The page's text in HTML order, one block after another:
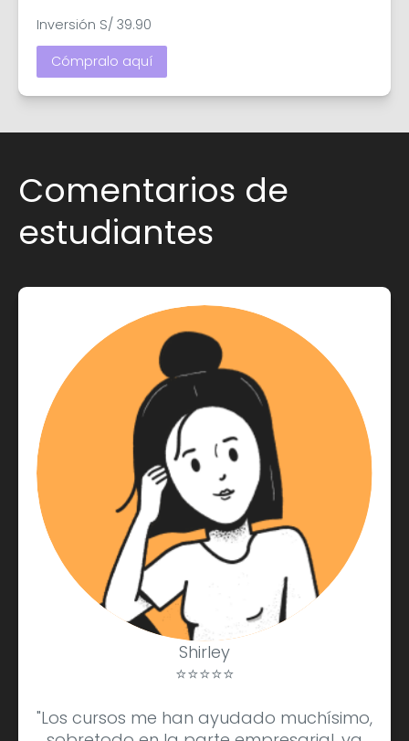
Inversión S/ 39.90
Cómpralo aquí
Comentarios de
estudiantes
Shirley
⭐⭐⭐⭐⭐
"Los cursos me han ayudado muchísimo,